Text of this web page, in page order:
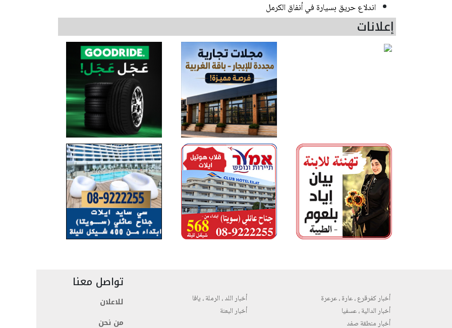
اندلاع حريق بسيارة في أنفاق الكرمل
إعلانات
أخبار كفرقرع ، عارة ، عرعرة
أخبار الدالية ، عسفيا
أخبار منطقة صفد
أخبار اللد ، الرملة ، يافا
أخبار البعنة
تواصل معنا
للاعلان
من نحن